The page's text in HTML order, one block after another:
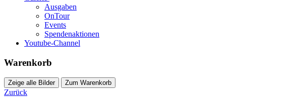
Ausgaben
OnTour
Events
Spendenaktionen
Youtube-Channel
Warenkorb
Zeige alle Bilder Zum Warenkorb
Zurück